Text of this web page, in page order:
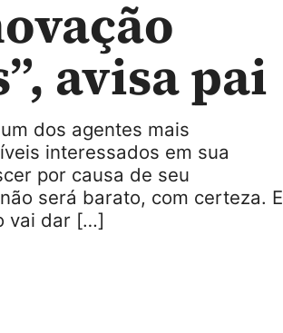
avisa pai
dos agentes mais
interessados em sua
por causa de seu
será barato, com certeza. E
vai dar […]